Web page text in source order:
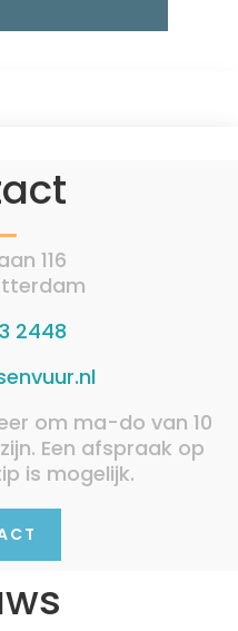
116
2448
om ma-do van 10
Een afspraak op
is mogelijk.